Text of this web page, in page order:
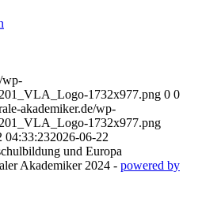
wp-
1732x977.png 0 0
akademiker.de/wp-
1732x977.png
04:33:232026-06-22
und Europa
Akademiker 2024 - powered by